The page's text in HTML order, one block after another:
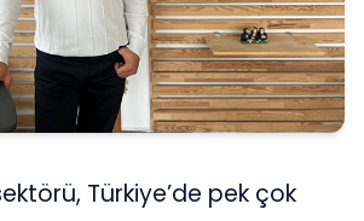
Türkiye’de pek çok